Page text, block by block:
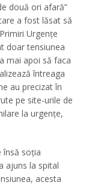
două ori afară”
a fost lăsat să
Urgențe
doar tensiunea
mai apoi să faca
întreaga
au precizat în
pe site-urile de
la urgențe,
însă soția
ajuns la spital
acesta